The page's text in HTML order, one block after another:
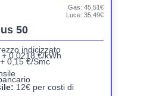
Gas: 45,51€
Luce: 35,49€
50
indicizzato
0,0218 €/kWh
0,15 €/Smc
12€ per costi di